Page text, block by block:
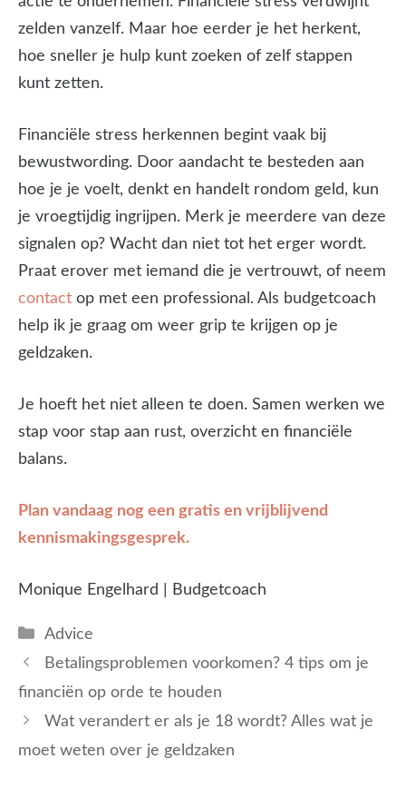
zelden vanzelf. Maar hoe eerder je het herkent,
hoe sneller je hulp kunt zoeken of zelf stappen
kunt zetten.
Financiële stress herkennen begint vaak bij
bewustwording. Door aandacht te besteden aan
hoe je je voelt, denkt en handelt rondom geld, kun
je vroegtijdig ingrijpen. Merk je meerdere van deze
signalen op? Wacht dan niet tot het erger wordt.
Praat erover met iemand die je vertrouwt, of neem
contact op met een professional. Als budgetcoach
help ik je graag om weer grip te krijgen op je
geldzaken.
Je hoeft het niet alleen te doen. Samen werken we
stap voor stap aan rust, overzicht en financiële
balans.
Plan vandaag nog een gratis en vrijblijvend
kennismakingsgesprek.
Monique Engelhard | Budgetcoach
Categorieën
Advice
Betalingsproblemen voorkomen? 4 tips om je
financiën op orde te houden
Wat verandert er als je 18 wordt? Alles wat je
moet weten over je geldzaken